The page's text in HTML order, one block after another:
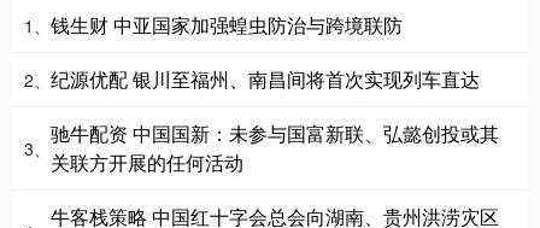
1、 钱生财 中亚国家加强蝗虫防治与跨境联防
2、 纪源优配 银川至福州、南昌间将首次实现列车直达
3、
驰牛配资 中国国新：未参与国富新联、弘懿创投或其
关联方开展的任何活动
牛客栈策略 中国红十字会总会向湖南、贵州洪涝灾区